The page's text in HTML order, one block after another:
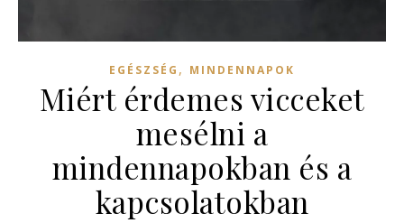
EGÉSZSÉG , MINDENNAPOK
Miért érdemes vicceket
mesélni a
mindennapokban és a
kapcsolatokban